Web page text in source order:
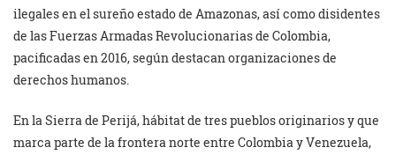
ilegales en el sureño estado de Amazonas, así como disidentes
de las Fuerzas Armadas Revolucionarias de Colombia,
pacificadas en 2016, según destacan organizaciones de
derechos humanos.
En la Sierra de Perijá, hábitat de tres pueblos originarios y que
marca parte de la frontera norte entre Colombia y Venezuela,